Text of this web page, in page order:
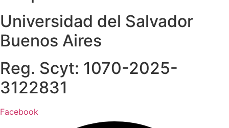
Universidad del Salvador
Buenos Aires
Reg. Scyt: 1070-2025-
3122831
Facebook